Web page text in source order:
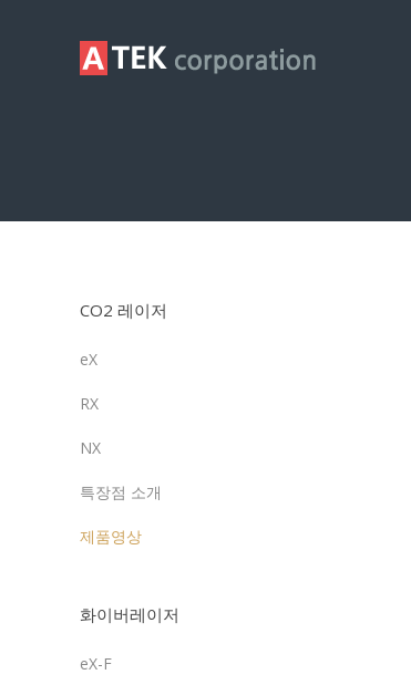
CO2 레이저
eX
RX
NX
특장점 소개
제품영상
화이버레이저
eX-F